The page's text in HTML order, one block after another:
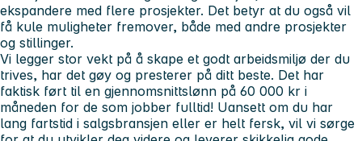
ekspandere med flere prosjekter. Det betyr at du også vil
få kule muligheter fremover, både med andre prosjekter
og stillinger.
Vi legger stor vekt på å skape et godt arbeidsmiljø der du
trives, har det gøy og presterer på ditt beste. Det har
faktisk ført til en gjennomsnittslønn på 60 000 kr i
måneden for de som jobber fulltid! Uansett om du har
lang fartstid i salgsbransjen eller er helt fersk, vil vi sørge